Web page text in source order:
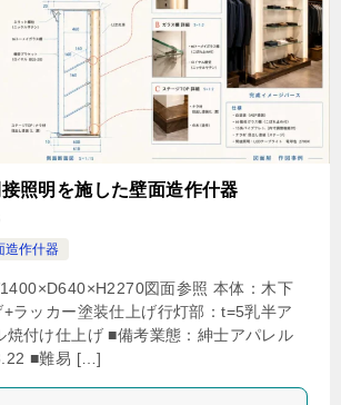
接照明を施した壁面造作什器
造作什器
図面参照 本体：木下
ラッカー塗装仕上げ行灯部：t=5乳半ア
焼付け仕上げ ■備考業態：紳士アパレル
■難易 […]